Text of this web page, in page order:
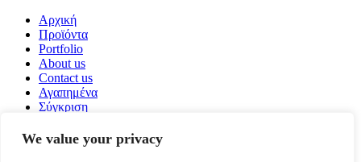
We value your privacy
Αρχική
Προϊόντα
Portfolio
About us
Contact us
Αγαπημένα
Σύγκριση